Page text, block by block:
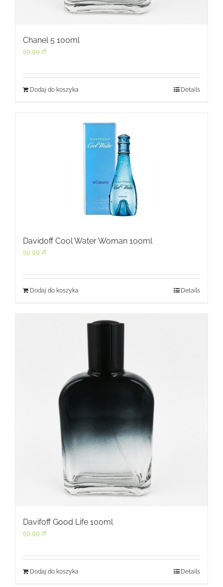
Chanel 5 100ml
59,99 zł
Dodaj do koszyka Details
Davidoff Cool Water Woman 100ml
59,99 zł
Dodaj do koszyka Details
Davifoff Good Life 100ml
59,99 zł
Dodaj do koszyka Details